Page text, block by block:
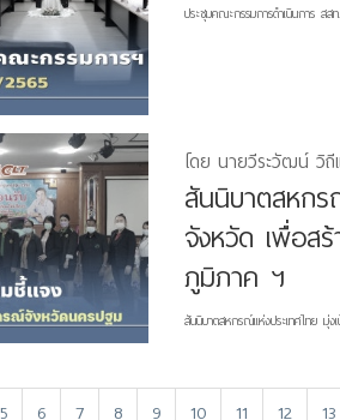
ประชุมคณะกรรมการดำเนินการ ส
โดย นายวีระวัฒน์ วิ
สันนิบาตสหก
จังหวัด เพื่อส
ภูมิภาค ฯ
สันนิบาตสหกรณ์แห่งประเทศไทย มุ่
5 6 7 8 9 10 11 12 13